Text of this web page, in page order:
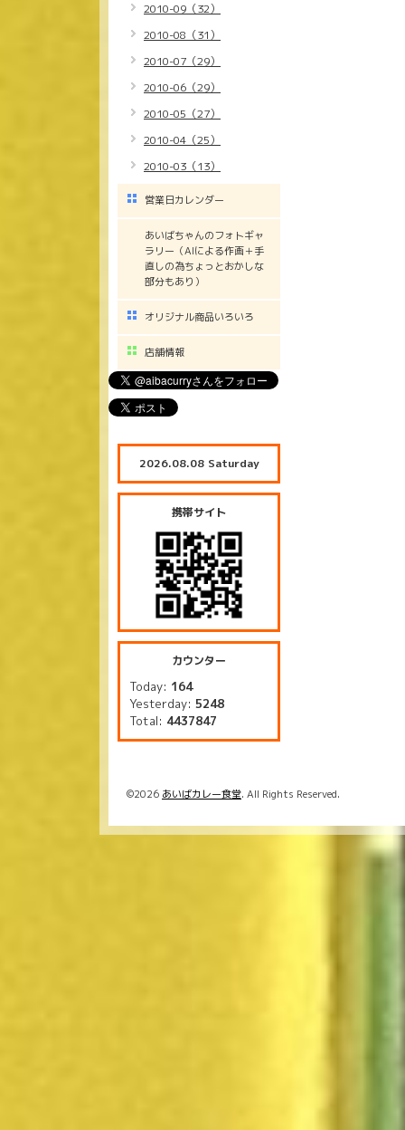
2010-09（32）
2010-08（31）
2010-07（29）
2010-06（29）
2010-05（27）
2010-04（25）
2010-03（13）
営業日カレンダー
あいばちゃんのフォトギャ
ラリー（AIによる作画＋手
直しの為ちょっとおかしな
部分もあり）
オリジナル商品いろいろ
店舗情報
2026.08.08 Saturday
携帯サイト
カウンター
Today: 164
Yesterday: 5248
Total: 4437847
©2026 あいばカレー食堂. All Rights Reserved.